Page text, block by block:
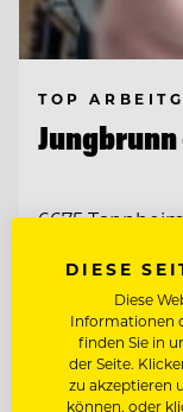
TOP
6675
CHEF DE
DEMI CHEF
DIESE
Diese
Informationen
finden Sie in
der Seite.
zu akzeptieren
können, oder